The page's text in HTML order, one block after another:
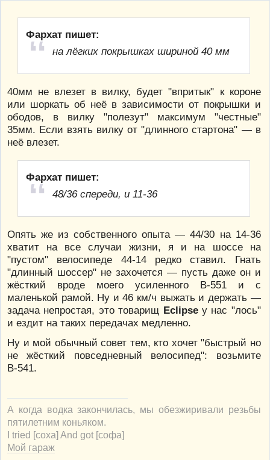
Фархат пишет:
на лёгких покрышках шириной 40 мм
40мм не влезет в вилку, будет "впритык" к короне
или шоркать об неё в зависимости от покрышки и
ободов, в вилку "полезут" максимум "честные"
35мм. Если взять вилку от "длинного стартона" — в
неё влезет.
Фархат пишет:
48/36 спереди, и 11-36
Опять же из собственного опыта — 44/30 на 14-36
хватит на все случаи жизни, я и на шоссе на
"пустом" велосипеде 44-14 редко ставил. Гнать
"длинный шоссер" не захочется — пусть даже он и
жёсткий вроде моего усиленного В-551 и с
маленькой рамой. Ну и 46 км/ч выжать и держать —
задача непростая, это товарищ Eclipseу нас "лось"
и ездит на таких передачах медленно.
Ну и мой обычный совет тем, кто хочет "быстрый но
не жёсткий повседневный велосипед": возьмите
В-541.
А когда водка закончилась, мы обезжиривали резьбы
пятилетним коньяком.
I tried [соха] And got [софа]
Мой гараж